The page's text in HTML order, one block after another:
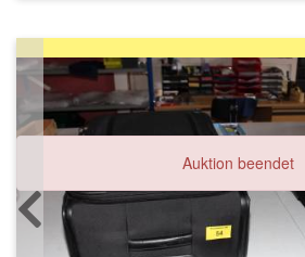
Auktion beendet